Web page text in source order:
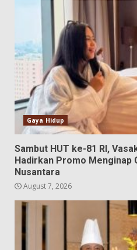
Gaya Hidup
Sambut HUT ke-81 RI,
Hadirkan Promo Menginap
Nusantara
August 7, 2026